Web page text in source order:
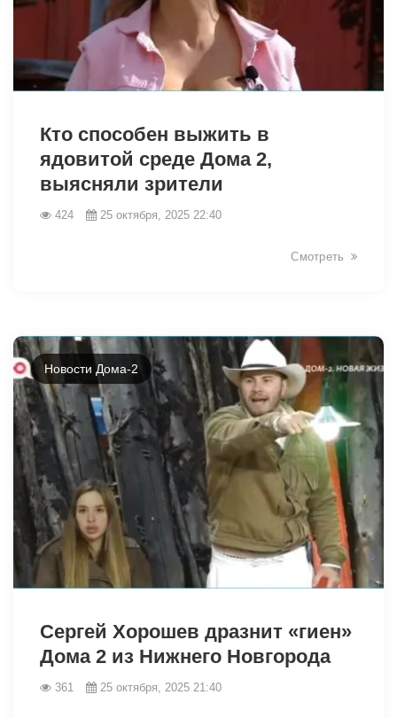
Кто способен выжить в
ядовитой среде Дома 2,
выясняли зрители
424 25 октября, 2025 22:40
Смотреть
Новости Дома-2
Сергей Хорошев дразнит «гиен»
Дома 2 из Нижнего Новгорода
361 25 октября, 2025 21:40